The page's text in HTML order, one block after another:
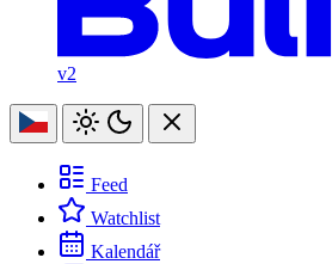
v2
Feed
Watchlist
Kalendář